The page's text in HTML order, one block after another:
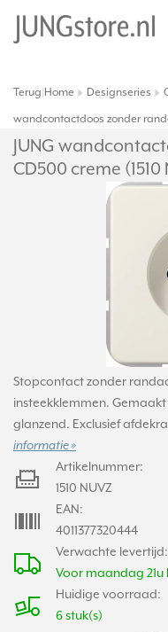
Terug Home Designseries
wandcontactdoos zonder
JUNG
CD500 creme (1510
Stopcontact zonder
insteekklemmen.
glanzend. Exclusief
informatie »
Verwachte levertijd:
Voor maandag
Huidige voorraad:
6 stuk(s)
Artikelnummer:
1510 NUVZ
EAN:
4011377320444